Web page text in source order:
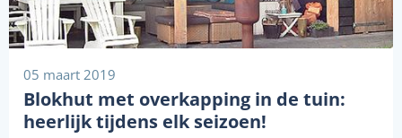
05 maart 2019
Blokhut met overkapping in de tuin:
heerlijk tijdens elk seizoen!